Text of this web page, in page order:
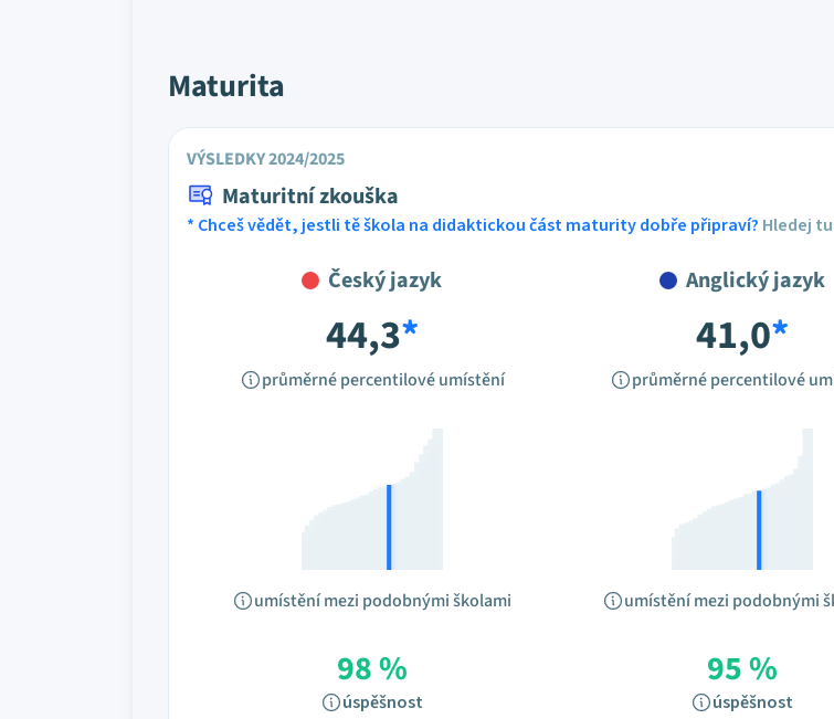
Maturita
VÝSLEDKY 2024/2025
Maturitní zkouška
* Chceš vědět, jestli tě škola na didaktickou část maturity dobře připraví? Hledej
Český jazyk
44,3*
průměrné percentilové umístění
umístění mezi podobnými školami
98 %
úspěšnost
Anglický jazyk
41,0*
průměrné percentilové
umístění mezi podobnými
95 %
úspěšnost